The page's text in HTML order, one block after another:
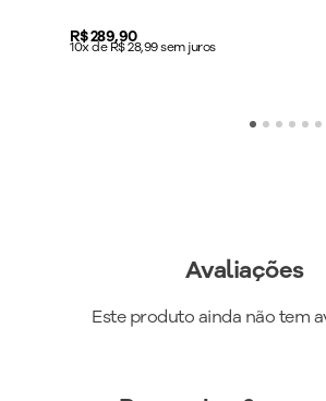
Price:
R$ 289,90
10x de R$ 28,99 sem juros
Avaliações
Este produto ainda não tem